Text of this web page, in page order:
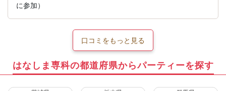
に参加）
口コミをもっと見る
はなしま専科の都道府県からパーティーを探す